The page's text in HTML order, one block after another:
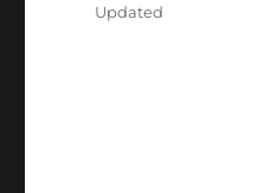
Categories
Updated